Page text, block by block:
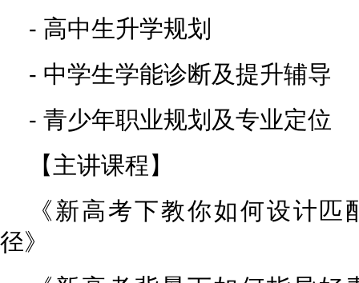
- 高中生升学规划
- 中学生学能诊断及提升辅导
- 青少年职业规划及专业定位
【主讲课程】
《新高考下教你如何设计
径》